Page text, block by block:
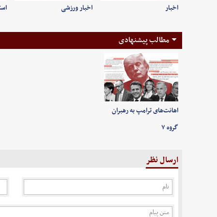
اخبار اخبار ورزشی
مطالب پیشنهادی
اهانت‌های ترامپ به رهبران
گروه ۷
ارسال نظر